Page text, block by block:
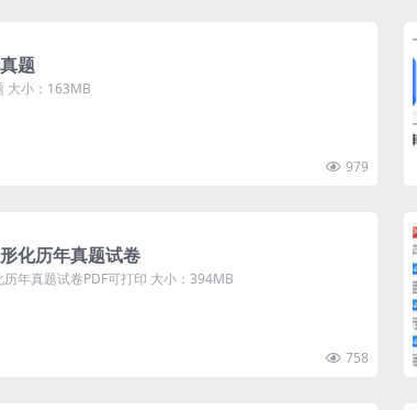
题
大小：163MB
979
化历年真题试卷
年真题试卷PDF可打印 大小：394MB
758